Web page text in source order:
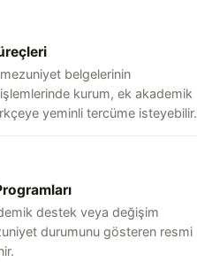
mezuniyet belgelerinin
kurum, ek akademik
yeminli tercüme isteyebilir.
destek veya değişim
durumunu gösteren resmi